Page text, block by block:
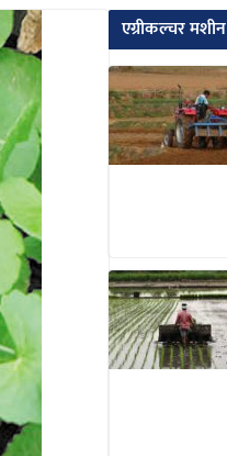
एग्रीकल्चर मशीन